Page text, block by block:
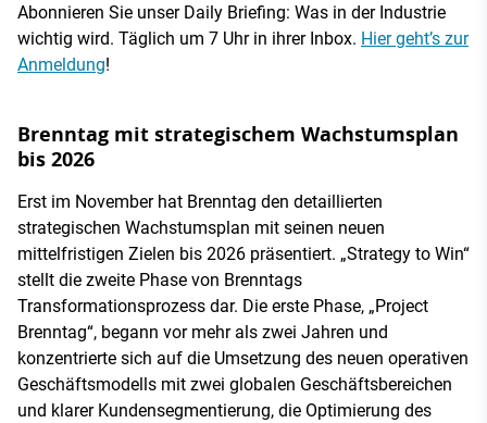
Abonnieren Sie unser Daily Briefing: Was in der Industrie
wichtig wird. Täglich um 7 Uhr in ihrer Inbox. Hier geht’s zur
Anmeldung!
Brenntag mit strategischem Wachstumsplan
bis 2026
Erst im November hat Brenntag den detaillierten
strategischen Wachstumsplan mit seinen neuen
mittelfristigen Zielen bis 2026 präsentiert. „Strategy to Win“
stellt die zweite Phase von Brenntags
Transformationsprozess dar. Die erste Phase, „Project
Brenntag“, begann vor mehr als zwei Jahren und
konzentrierte sich auf die Umsetzung des neuen operativen
Geschäftsmodells mit zwei globalen Geschäftsbereichen
und klarer Kundensegmentierung, die Optimierung des